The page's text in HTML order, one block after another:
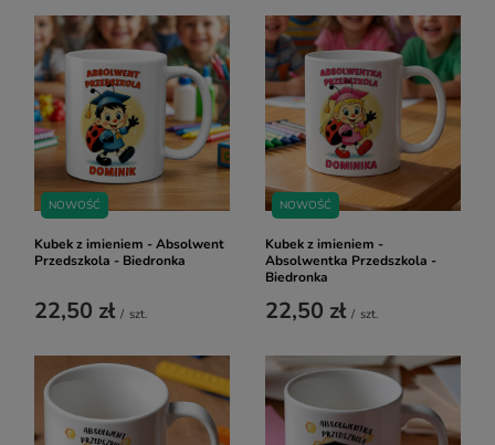
NOWOŚĆ
Kubek z imieniem - Absolwent
Przedszkola - Biedronka
22,50 zł / szt.
NOWOŚĆ
Kubek z imieniem -
Absolwentka Przedszkola -
Biedronka
22,50 zł / szt.